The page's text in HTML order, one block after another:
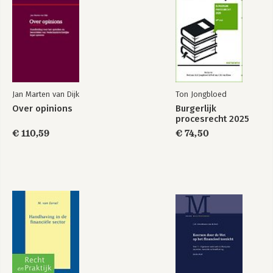
Uitvoeringswet verordening Europese coöperatieve
vennootschap
Wet rol werknemers bij Europese rechtspersonen
Burgerlijk Wetboek, Boek 7 Bijzondere overeenkomsten
Handelsregisterwet 2007
Handelsregisterbesluit 2008
Burgerlijk Wetboek, Boek 3 Vermogensrecht in het algemeen
Faillissementswet
Maatschappelijk Statuut
Gedragscode verzekeraars 2018
Jan Marten van Dijk
Over opinions
€ 110,59
Ton Jongbloed
Burgerlijk
procesrecht 2025
€ 74,50